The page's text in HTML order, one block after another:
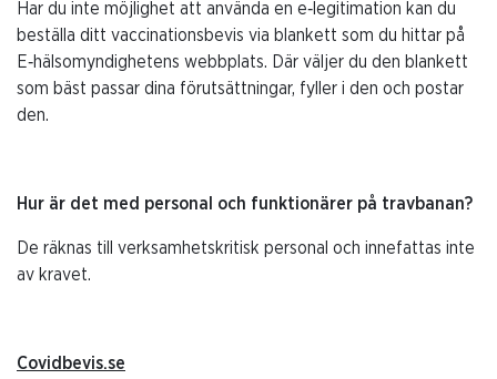
Har du inte möjlighet att använda en e‑legitimation kan du
beställa ditt vaccinationsbevis via blankett som du hittar på
E‑hälsomyndighetens webbplats. Där väljer du den blankett
som bäst passar dina förutsättningar, fyller i den och postar
den.
Hur är det med personal och funktionärer på travbanan?
De räknas till verksamhetskritisk personal och innefattas inte
av kravet.
Covidbevis.se